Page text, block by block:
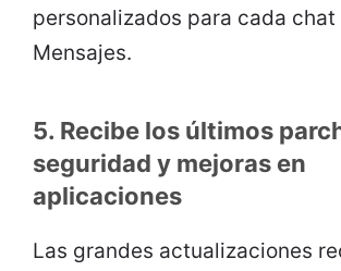
personalizados para cada chat
Mensajes.
5. Recibe los últimos
seguridad y mejoras en
aplicaciones
Las grandes actualizaciones